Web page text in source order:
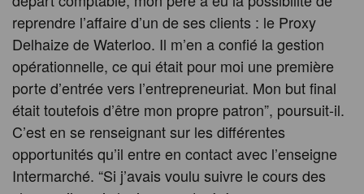
reprendre l’affaire d’un de ses clients : le Proxy
Delhaize de Waterloo. Il m’en a confié la gestion
opérationnelle, ce qui était pour moi une première
porte d’entrée vers l’entrepreneuriat. Mon but final
était toutefois d’être mon propre patron”, poursuit-il.
C’est en se renseignant sur les différentes
opportunités qu’il entre en contact avec l’enseigne
Intermarché. “Si j’avais voulu suivre le cours des